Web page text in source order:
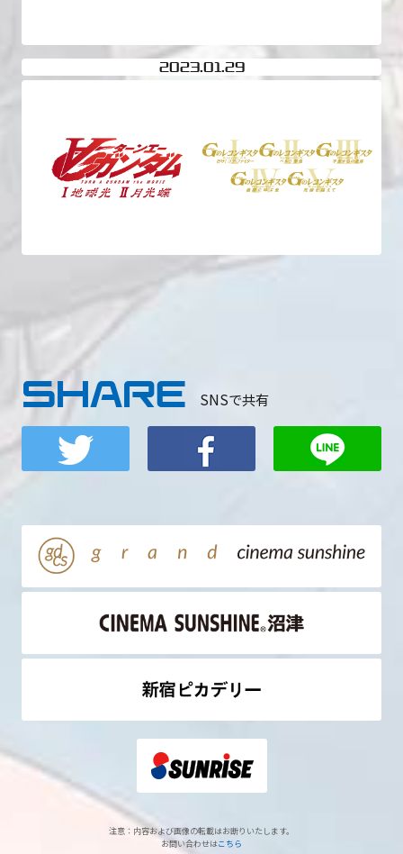
2023 01.29
SHARE SNSで共有
注意：内容および画像の転載はお断りいたします。
お問い合わせはこちら